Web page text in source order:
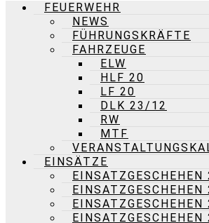
FEUERWEHR
NEWS
FÜHRUNGSKRÄFTE
FAHRZEUGE
ELW
HLF 20
LF 20
DLK 23/12
RW
MTF
EINSÄTZE
EINSATZGESCHEHEN
EINSATZGESCHEHEN
EINSATZGESCHEHEN
EINSATZGESCHEHEN